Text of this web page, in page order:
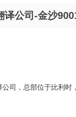
译公司-金沙
公司，总部位于比利